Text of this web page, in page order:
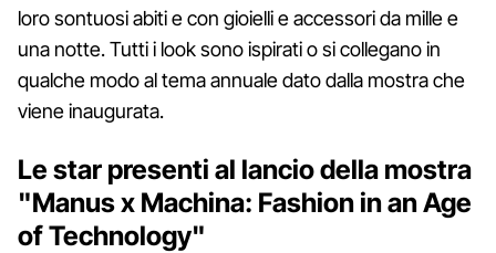
loro sontuosi abiti e con gioielli e accessori da mille e
una notte. Tutti i look sono ispirati o si collegano in
qualche modo al tema annuale dato dalla mostra che
viene inaugurata.
Le star presenti al lancio della mostra
"Manus x Machina: Fashion in an Age
of Technology"